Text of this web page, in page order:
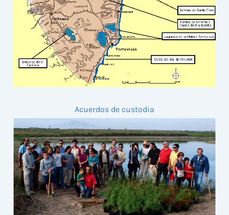
Acuerdos de custodia